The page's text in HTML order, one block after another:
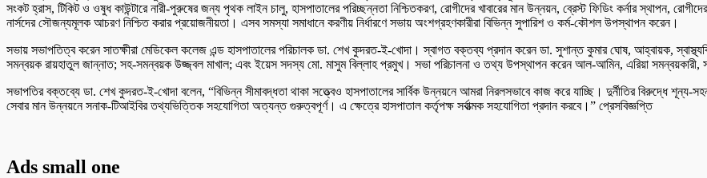
সংকট হ্রাস, টিকিট ও ওষুধ কাউন্টারে নারী-পুরুষের জন্য পৃথক লাইন চালু, হাসপাতালের পরিচ্ছন্নতা নিশ্চিতকরণ, রোগীদের খাবারের মান উন্নয়ন, ব্রেস্ট ফিডিং কর্নার স্থাপন,
নার্সদের সৌজন্যমূলক আচরণ নিশ্চিত করার প্রয়োজনীয়তা। এসব সমস্যা সমাধানে করণীয় নির্ধারণে সভায় অংশগ্রহণকারীরা বিভিন্ন সুপারিশ ও কর্ম-কৌশল উপস্থাপন করেন।
সভায় সভাপতিত্ব করেন সাতক্ষীরা মেডিকেল কলেজ এন্ড হাসপাতালের পরিচালক ডা. শেখ কুদরত-ই-খোদা। স্বাগত বক্তব্য প্রদান করেন ডা. সুশান্ত কুমার ঘোষ, আহ্বায়ক,
সমন্বয়ক রায়হাতুল জান্নাত; সহ-সমন্বয়ক উজ্জ্বল মাখাল; এবং ইয়েস সদস্য মো. মাসুম বিল্লাহ প্রমুখ। সভা পরিচালনা ও তথ্য উপস্থাপন করেন আল-আমিন, এরিয়া সমন্বয়কারী,
সভাপতির বক্তব্যে ডা. শেখ কুদরত-ই-খোদা বলেন, “বিভিন্ন সীমাবদ্ধতা থাকা সত্ত্বেও হাসপাতালের সার্বিক উন্নয়নে আমরা নিরলসভাবে কাজ করে যাচ্ছি। দুর্নীতির বিরুদ্ধে
সেবার মান উন্নয়নে সনাক-টিআইবির তথ্যভিত্তিক সহযোগিতা অত্যন্ত গুরুত্বপূর্ণ। এ ক্ষেত্রে হাসপাতাল কর্তৃপক্ষ সর্বাত্মক সহযোগিতা প্রদান করবে।” প্রেসবিজ্ঞপ্তি
Ads small one